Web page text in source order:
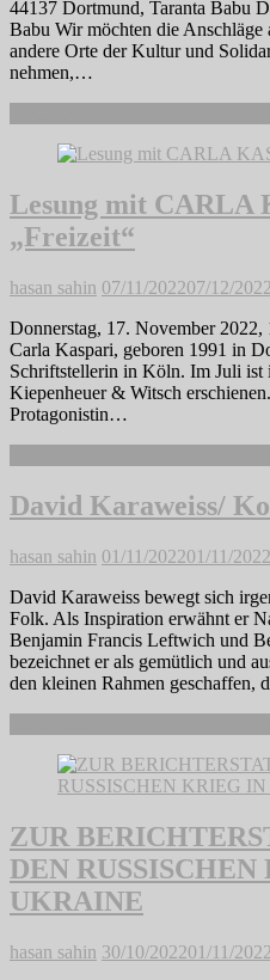
44137 Dortmund, Taranta Babu
Babu Wir möchten die Anschläge
andere Orte der Kultur und
nehmen,…
Lesung mit CARLA
„Freizeit“
hasan sahin 07/11/202207/12/2022
Donnerstag, 17. November
Carla Kaspari, geboren 1991 in
Schriftstellerin in Köln. Im Juli
Kiepenheuer & Witsch
Protagonistin…
David Karaweiss/
hasan sahin 01/11/202201/11/2022
David Karaweiss bewegt sich
Folk. Als Inspiration erwähnt er
Benjamin Francis Leftwich und
bezeichnet er als gemütlich und
den kleinen Rahmen geschaffen,
ZUR
DEN
UKRAINE
hasan sahin 30/10/202201/11/2022